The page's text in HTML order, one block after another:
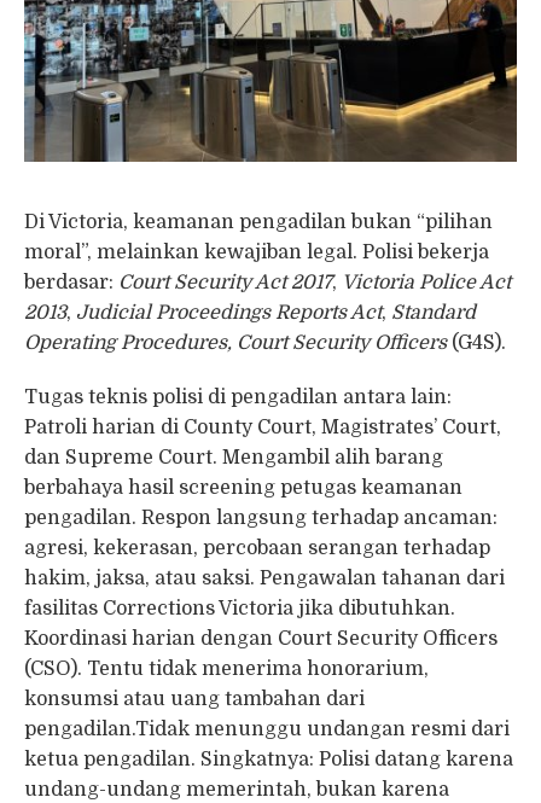
Di Victoria, keamanan pengadilan bukan “pilihan
moral”, melainkan kewajiban legal. Polisi bekerja
berdasar: Court Security Act 2017, Victoria Police Act
2013, Judicial Proceedings Reports Act, Standard
Operating Procedures, Court Security Officers(G4S).
Tugas teknis polisi di pengadilan antara lain:
Patroli harian di County Court, Magistrates’ Court,
dan Supreme Court. Mengambil alih barang
berbahaya hasil screening petugas keamanan
pengadilan. Respon langsung terhadap ancaman:
agresi, kekerasan, percobaan serangan terhadap
hakim, jaksa, atau saksi. Pengawalan tahanan dari
fasilitas Corrections Victoria jika dibutuhkan.
Koordinasi harian dengan Court Security Officers
(CSO). Tentu tidak menerima honorarium,
konsumsi atau uang tambahan dari
pengadilan.Tidak menunggu undangan resmi dari
ketua pengadilan. Singkatnya: Polisi datang karena
undang-undang memerintah, bukan karena